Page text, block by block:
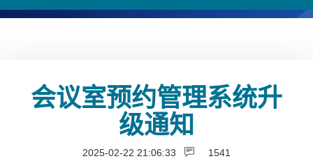
会议室预约管理系统升
级通知
2025-02-22 21:06:33 1541